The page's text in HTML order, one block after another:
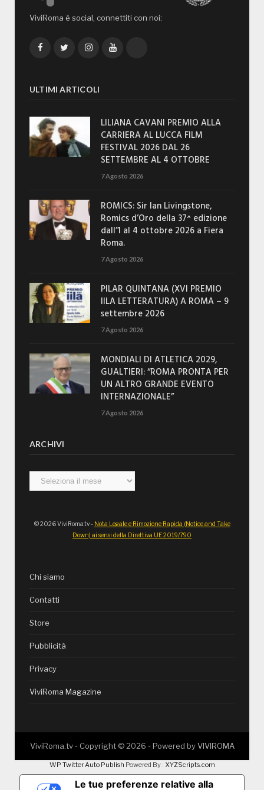
ViviRoma è social, connettiti con noi:
FacebookTwitterInstagramYouTube
ULTIMI ARTICOLI
LILIANA CAVANI PREMIO ALLA
CARRIERA AL LUCCA FILM
FESTIVAL 2026 DAL 26
SETTEMBRE AL 4 OTTOBRE
7 Agosto 2026
ROMICS: Sir Ian Livingstone,
Romics d’Oro della 37^ edizione
dall’1 al 4 ottobre 2026 a Fiera
Roma.
7 Agosto 2026
PILAR QUINTANA (XVI PREMIO
IILA LETTERATURA) A ROMA – 9
settembre 2026
7 Agosto 2026
MONDIALI DI ATLETICA 2029,
GUALTIERI: “ROMA PRONTA PER
UN ALTRO GRANDE EVENTO
INTERNAZIONALE”
7 Agosto 2026
ARCHIVI
Archivi
© 2026 ViviRoma.tv - Nota Legale e Rimozione Rapida (Notice and Take
Down) ai sensi della Direttiva UE 2019/790
Chi siamo
Contatti
Store
Pubblicità
Privacy
ViviRoma Magazine
ViviRoma.tv - Copyright © 2026 - Powered byVIVIROMA
WP Twitter Auto Publish Powered By : XYZScripts.com
Le tue preferenze relative alla